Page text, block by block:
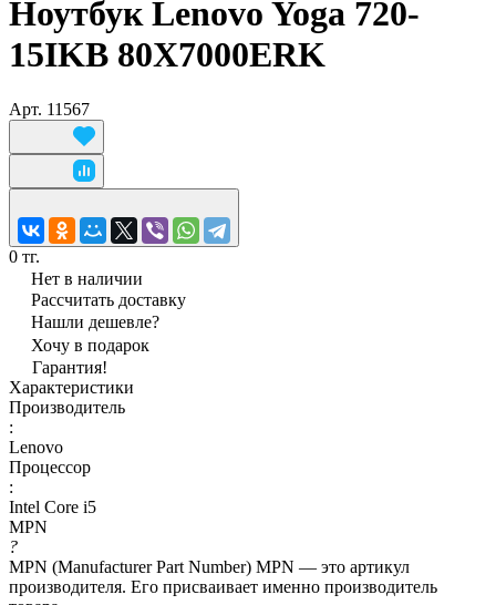
Ноутбук Lenovo Yoga 720-
15IKB 80X7000ERK
Арт. 11567
0 тг.
Нет в наличии
Рассчитать доставку
Нашли дешевле?
Хочу в подарок
Гарантия!
Характеристики
Производитель
:
Lenovo
Процессор
:
Intel Core i5
MPN
?
MPN (Manufacturer Part Number) MPN — это артикул
производителя. Его присваивает именно производитель